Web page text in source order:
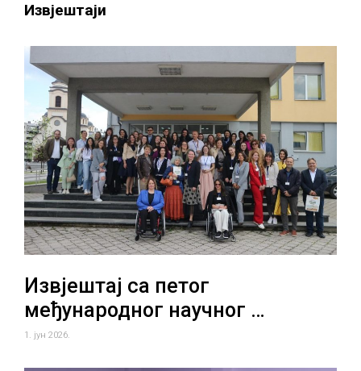
Извјештаји
Извјештај са петог
међународног научног …
1. јун 2026.